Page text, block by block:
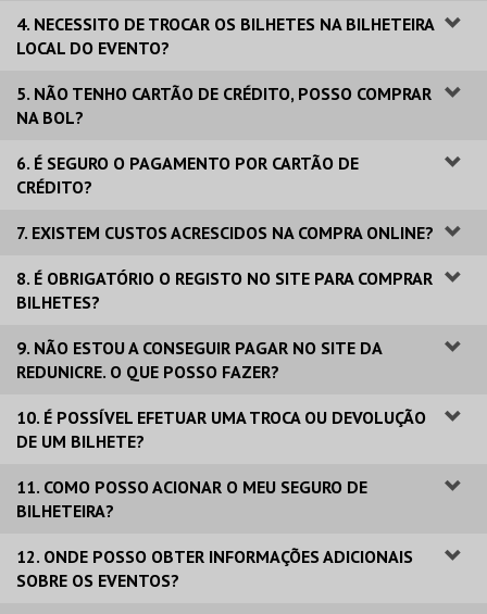
4. NECESSITO DE TROCAR OS BILHETES NA BILHETEIRA
LOCAL DO EVENTO?
5. NÃO TENHO CARTÃO DE CRÉDITO, POSSO COMPRAR
NA BOL?
6. É SEGURO O PAGAMENTO POR CARTÃO DE
CRÉDITO?
7. EXISTEM CUSTOS ACRESCIDOS NA COMPRA ONLINE?
8. É OBRIGATÓRIO O REGISTO NO SITE PARA COMPRAR
BILHETES?
9. NÃO ESTOU A CONSEGUIR PAGAR NO SITE DA
REDUNICRE. O QUE POSSO FAZER?
10. É POSSÍVEL EFETUAR UMA TROCA OU DEVOLUÇÃO
DE UM BILHETE?
11. COMO POSSO ACIONAR O MEU SEGURO DE
BILHETEIRA?
12. ONDE POSSO OBTER INFORMAÇÕES ADICIONAIS
SOBRE OS EVENTOS?